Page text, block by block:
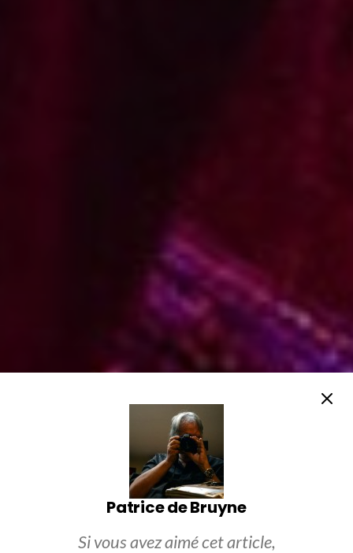
Patrice de Bruyne
Si vous avez aimé cet article,